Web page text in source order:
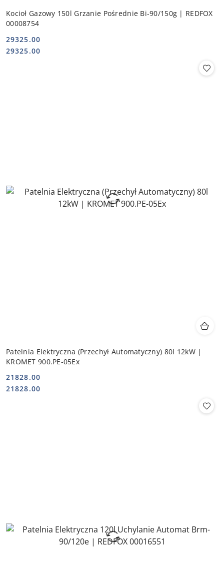
Kocioł Gazowy 150l Grzanie Pośrednie Bi-90/150g | REDFOX
00008754
Cena:
29325.00
Cena:
29325.00
Patelnia Elektryczna (Przechył Automatyczny) 80l 12kW |
KROMET 900.PE-05Ex
Cena:
21828.00
Cena:
21828.00